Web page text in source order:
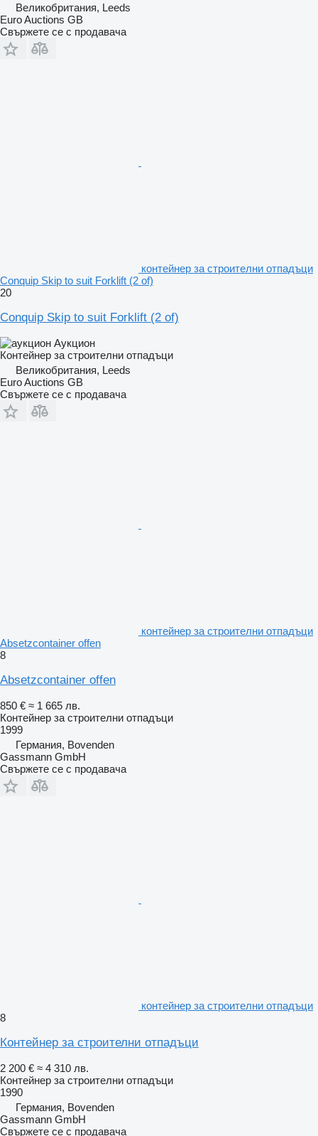
Великобритания, Leeds
Euro Auctions GB
Свържете се с продавача
контейнер за строителни отпадъци
Conquip Skip to suit Forklift (2 of)
20
Conquip Skip to suit Forklift (2 of)
Аукцион
Контейнер за строителни отпадъци
Великобритания, Leeds
Euro Auctions GB
Свържете се с продавача
контейнер за строителни отпадъци
Absetzcontainer offen
8
Absetzcontainer offen
850 € ≈ 1 665 лв.
Контейнер за строителни отпадъци
1999
Германия, Bovenden
Gassmann GmbH
Свържете се с продавача
контейнер за строителни отпадъци
8
Контейнер за строителни отпадъци
2 200 € ≈ 4 310 лв.
Контейнер за строителни отпадъци
1990
Германия, Bovenden
Gassmann GmbH
Свържете се с продавача